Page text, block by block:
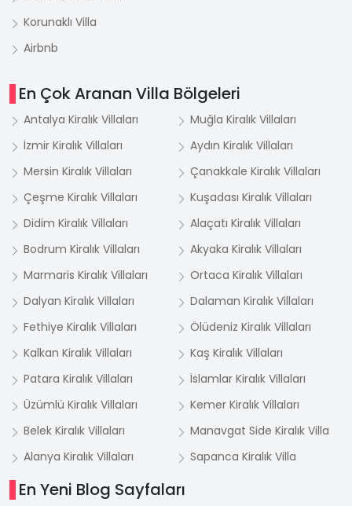
Korunaklı Villa
Airbnb
En Çok Aranan Villa Bölgeleri
Antalya Kiralık Villaları
Muğla Kiralık Villaları
İzmir Kiralık Villaları
Aydın Kiralık Villaları
Mersin Kiralık Villaları
Çanakkale Kiralık Villaları
Çeşme Kiralık Villaları
Kuşadası Kiralık Villaları
Didim Kiralık Villaları
Alaçatı Kiralık Villaları
Bodrum Kiralık Villaları
Akyaka Kiralık Villaları
Marmaris Kiralık Villaları
Ortaca Kiralık Villaları
Dalyan Kiralık Villaları
Dalaman Kiralık Villaları
Fethiye Kiralık Villaları
Ölüdeniz Kiralık Villaları
Kalkan Kiralık Villaları
Kaş Kiralık Villaları
Patara Kiralık Villaları
İslamlar Kiralık Villaları
Üzümlü Kiralık Villaları
Kemer Kiralık Villaları
Belek Kiralık Villaları
Manavgat Side Kiralık Villa
Alanya Kiralık Villaları
Sapanca Kiralık Villa
En Yeni Blog Sayfaları